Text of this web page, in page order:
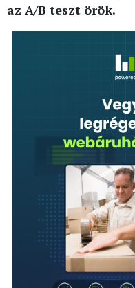
az A/B teszt örök.